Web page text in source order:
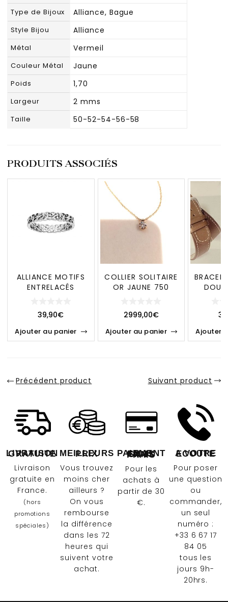
Type de Bijoux Alliance, Bague
Style Bijou Alliance
Métal Vermeil
Couleur Métal Jaune
Poids 1,70
Largeur 2 mms
Taille 50-52-54-56-58
PRODUITS ASSOCIÉS
ALLIANCE MOTIFS
ENTRELACÉS
39,90€
Ajouter au panier
COLLIER SOLITAIRE
OR JAUNE 750
2999,00€
Ajouter au panier Ajouter
Précédent product Suivant product
LIVRAISON GRATUITE
Livraison
gratuite en
France.
(hors
promotions
spéciales)
MEILLEURS PRIX
Vous trouvez
moins cher
ailleurs ?
On vous
rembourse
la différence
dans les 72
heures qui
suivent votre
achat.
PAIEMENT EN 4X SANS FRAIS
Pour les
achats à
partir de 30
€.
A VOTRE ECOUTE
Pour poser
une question
ou
commander,
un seul
numéro :
+33 6 67 17
84 05
tous les
jours 9h-
20hrs.